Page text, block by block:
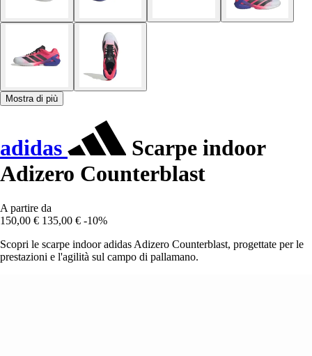
Mostra di più
adidas
Scarpe indoor
Adizero Counterblast
A partire da
150,00 € 135,00 € -10%
Scopri le scarpe indoor adidas Adizero Counterblast, progettate per le
prestazioni e l'agilità sul campo di pallamano.